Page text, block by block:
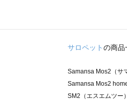
サロペットの商品
Samansa Mos2（サ
Samansa Mos2
SM2（エスエムツー